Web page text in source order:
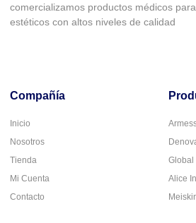
comercializamos productos médicos
estéticos con altos niveles de calidad
Compañía
Inicio
Nosotros
Tienda
Mi Cuenta
Contacto
Global
Alice